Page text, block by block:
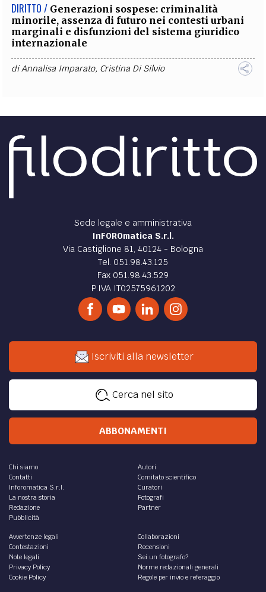
DIRITTO / Generazioni sospese: criminalità
minorile, assenza di futuro nei contesti urbani
marginali e disfunzioni del sistema giuridico
internazionale
diAnnalisa Imparato, Cristina Di Silvio
Sede legale e amministrativa
InFOROmatica S.r.l.
Via Castiglione 81, 40124 - Bologna
Tel. 051.98.43.125
Fax 051.98.43.529
P.IVA IT02575961202
Iscriviti alla newsletter
Cerca nel sito
ABBONAMENTI
Chi siamo
Contatti
Inforomatica S.r.l.
La nostra storia
Redazione
Pubblicità
Autori
Comitato scientifico
Curatori
Fotografi
Partner
Avvertenze legali
Contestazioni
Note legali
Privacy Policy
Cookie Policy
Collaborazioni
Recensioni
Sei un fotografo?
Norme redazionali generali
Regole per invio e referaggio